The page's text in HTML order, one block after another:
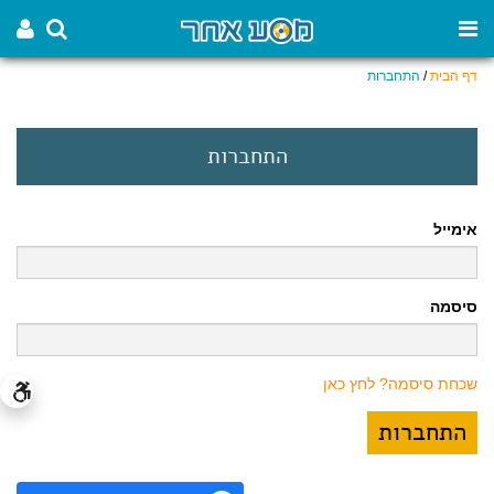
דף הבית/ התחברות
התחברות
אימייל
סיסמה
שכחת סיסמה? לחץ כאן